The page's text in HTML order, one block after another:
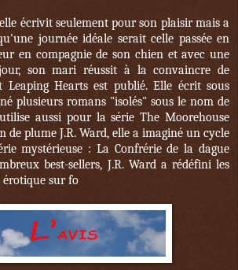
écrivit seulement pour son plaisir mais a
journée idéale serait celle passée en
en compagnie de son chien et avec une
son mari réussit à la convaincre de
Hearts est publié. Elle écrit sous
plusieurs romans "isolés" sous le nom de
aussi pour la série The Moorehouse
de plume J.R. Ward, elle a imaginé un cycle
mystérieuse : La Confrérie de la dague
best-sellers, J.R. Ward a rédéfini les
érotique sur fo